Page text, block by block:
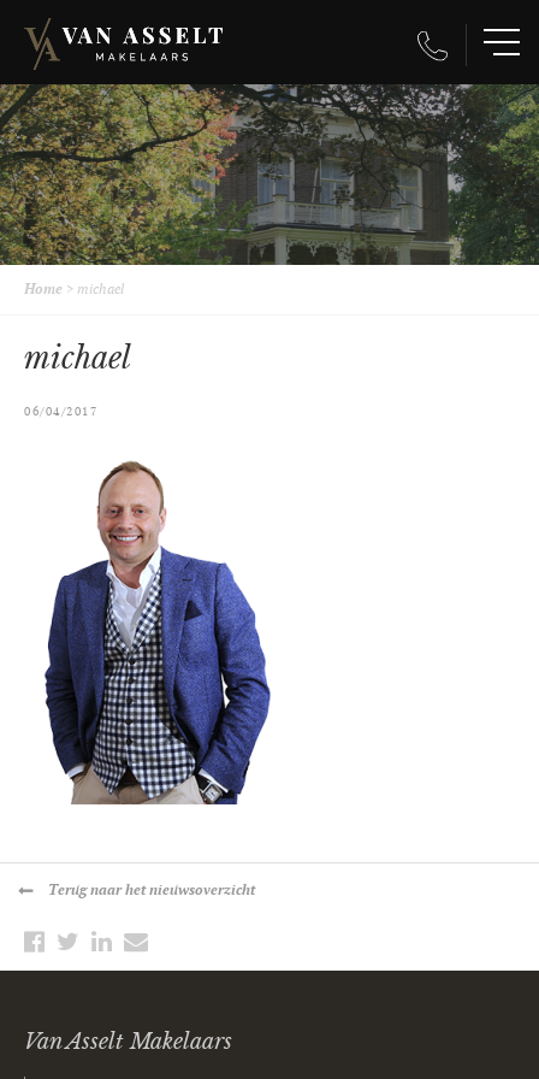
Home > michael
michael
06/04/2017
Terugnaar het nieuwsoverzicht
Van Asselt Makelaars